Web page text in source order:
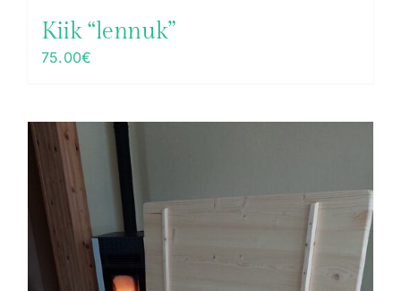
Kiik “lennuk”
75.00€